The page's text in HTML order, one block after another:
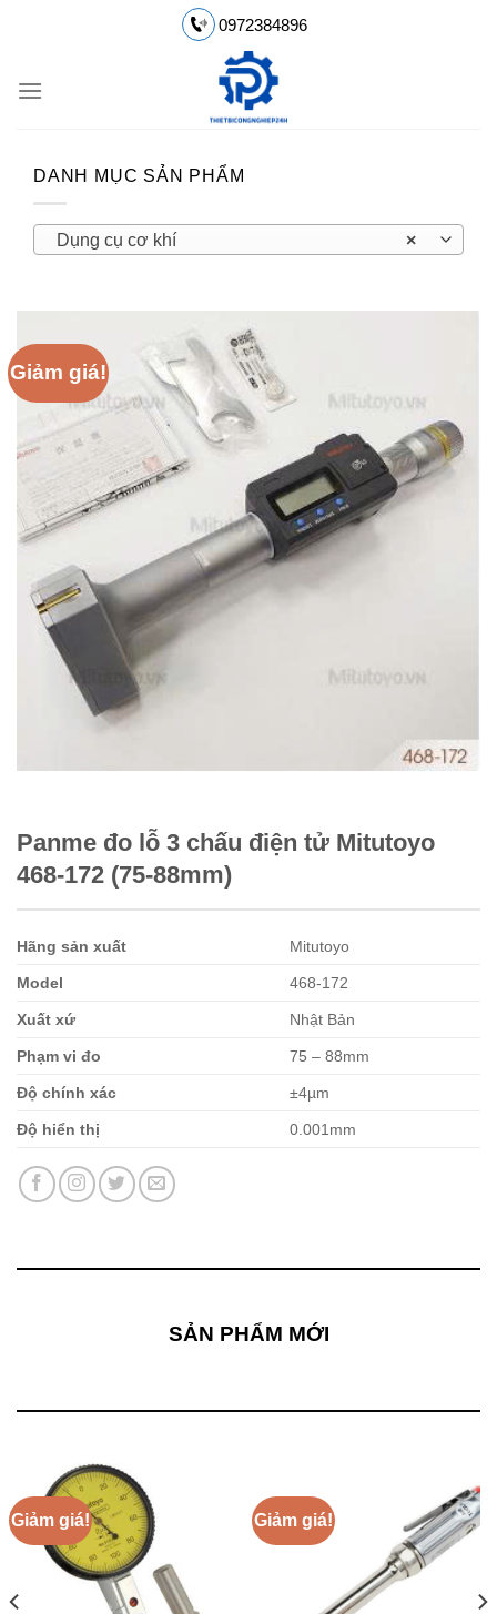
dung
0972384896
DANH MỤC SẢN PHẨM
×
Dụng cụ cơ khí
Giảm giá!
Panme đo lỗ 3 chấu điện tử Mitutoyo
468-172 (75-88mm)
Hãng sản xuất Mitutoyo
Model 468-172
Xuất xứ Nhật Bản
Phạm vi đo 75 – 88mm
Độ chính xác ±4µm
Độ hiển thị 0.001mm
SẢN PHẨM MỚI
Giảm giá! Giảm giá!